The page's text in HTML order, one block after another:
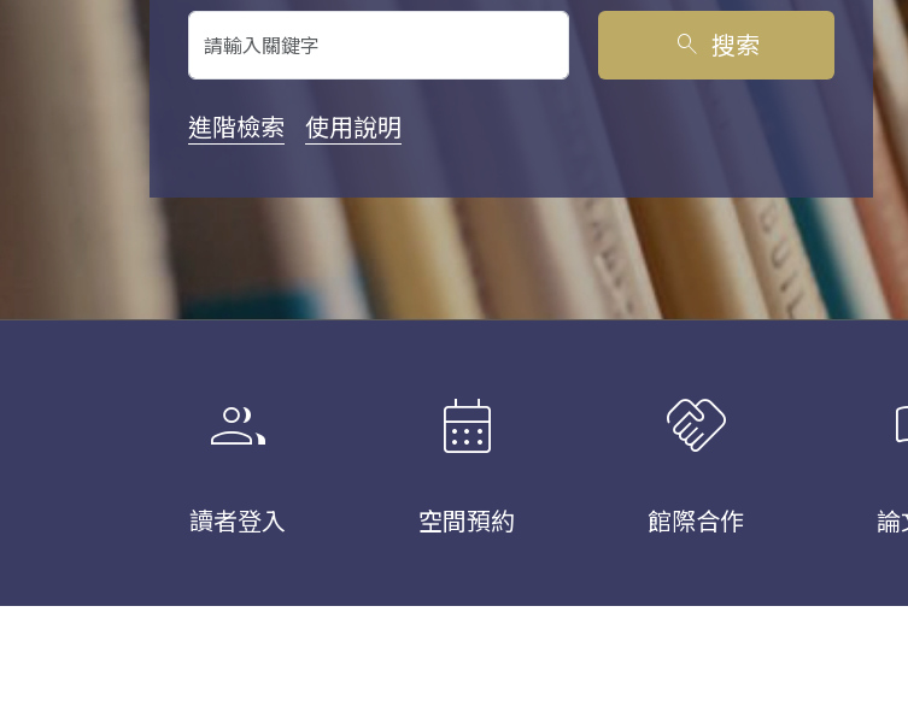
search 搜索
進階檢索 使用說明
group
讀者登入
calendar_month
空間預約
handshake
館際合作 論